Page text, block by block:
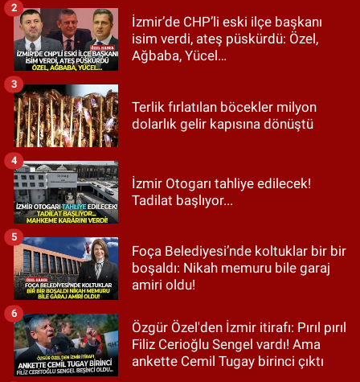
İzmir’de CHP’li eski ilçe başkanı
isim verdi, ateş püskürdü: Özel,
Ağbaba, Yücel…
2
Terlik fırlatılan böcekler milyon
dolarlık gelir kapısına dönüştü
3
İzmir Otogarı tahliye edilecek!
Tadilat başlıyor...
4
Foça Belediyesi’nde koltuklar bir bir
boşaldı: Nikah memuru bile garaj
amiri oldu!
5
Özgür Özel'den İzmir itirafı: Pırıl pırıl
Filiz Cerioğlu Sengel vardı! Ama
ankette Cemil Tugay birinci çıktı
6